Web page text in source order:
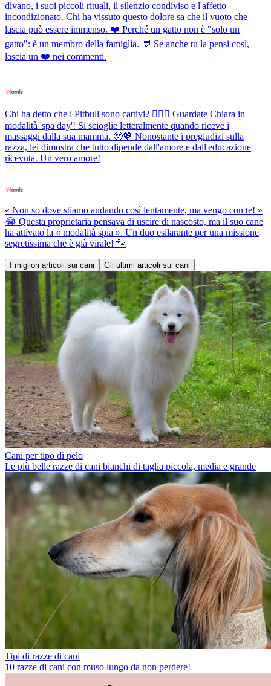
divano, i suoi piccoli rituali, il silenzio condiviso e l'affetto
incondizionato. Chi ha vissuto questo dolore sa che il vuoto che
lascia può essere immenso. ❤️ Perché un gatto non è "solo un
gatto": è un membro della famiglia. 💬 Se anche tu la pensi così,
lascia un ❤️ nei commenti.
Chi ha detto che i Pitbull sono cattivi? 💆‍♀️✨ Guardate Chiara in
modalità 'spa day'! Si scioglie letteralmente quando riceve i
massaggi dalla sua mamma. 🥹💖 Nonostante i pregiudizi sulla
razza, lei dimostra che tutto dipende dall'amore e dall'educazione
ricevuta. Un vero amore!
« Non so dove stiamo andando così lentamente, ma vengo con te! »
😂 Questa proprietaria pensava di uscire di nascosto, ma il suo cane
ha attivato la « modalità spia ». Un duo esilarante per una missione
segretissima che è già virale! 🐾
I migliori articoli sui cani Gli ultimi articoli sui cani
Cani per tipo di pelo
Le più belle razze di cani bianchi di taglia piccola, media e grande
Tipi di razze di cani
10 razze di cani con muso lungo da non perdere!